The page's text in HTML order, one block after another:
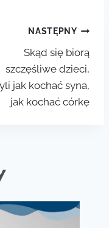
NASTĘPNY
Skąd się biorą
szczęśliwe dzieci,
jak kochać syna,
jak kochać córkę